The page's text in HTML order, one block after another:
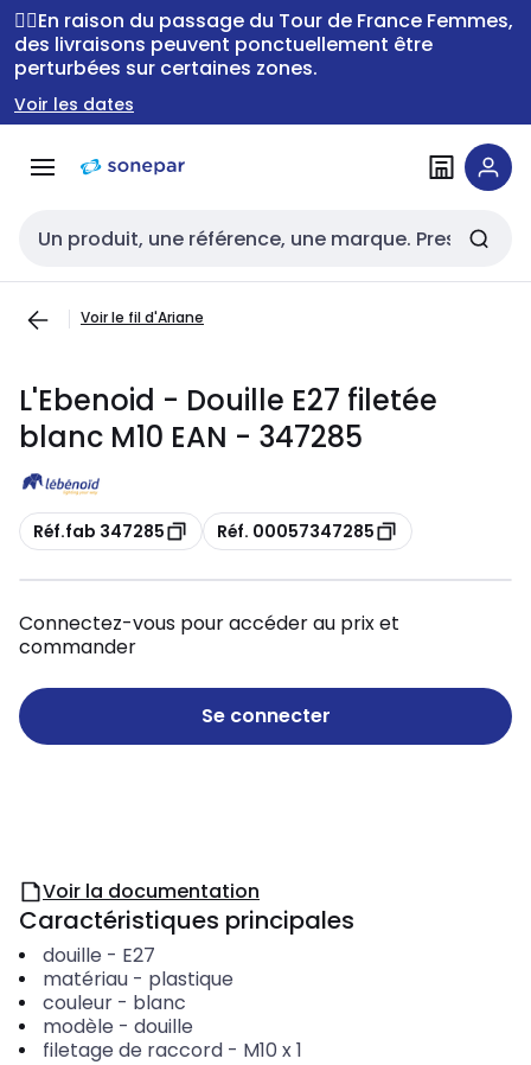
Passer à la
navigation
Passer
au
contenu
🚴‍♂️En raison du passage du Tour de France Femmes,
des livraisons peuvent ponctuellement être
perturbées sur certaines zones.
Voir les dates
Entrée de recherche
Voir le fil d'Ariane
L'Ebenoid - Douille E27 filetée
blanc M10 EAN - 347285
Copie
Réf.fab 347285 Copie
Réf. 00057347285
Connectez-vous pour accéder au prix et
commander
Se connecter
Voir la documentation
Caractéristiques principales
douille - E27
matériau- plastique
couleur- blanc
modèle - douille
filetage de raccord- M10 x 1